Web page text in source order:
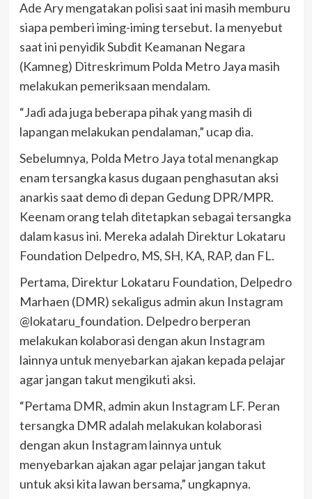
Ade Ary mengatakan polisi saat ini masih memburu
siapa pemberi iming-iming tersebut. Ia menyebut
saat ini penyidik Subdit Keamanan Negara
(Kamneg) Ditreskrimum Polda Metro Jaya masih
melakukan pemeriksaan mendalam.
“Jadi ada juga beberapa pihak yang masih di
lapangan melakukan pendalaman,” ucap dia.
Sebelumnya, Polda Metro Jaya total menangkap
enam tersangka kasus dugaan penghasutan aksi
anarkis saat demo di depan Gedung DPR/MPR.
Keenam orang telah ditetapkan sebagai tersangka
dalam kasus ini. Mereka adalah Direktur Lokataru
Foundation Delpedro, MS, SH, KA, RAP, dan FL.
Pertama, Direktur Lokataru Foundation, Delpedro
Marhaen (DMR) sekaligus admin akun Instagram
@lokataru_foundation. Delpedro berperan
melakukan kolaborasi dengan akun Instagram
lainnya untuk menyebarkan ajakan kepada pelajar
agar jangan takut mengikuti aksi.
“Pertama DMR, admin akun Instagram LF. Peran
tersangka DMR adalah melakukan kolaborasi
dengan akun Instagram lainnya untuk
menyebarkan ajakan agar pelajar jangan takut
untuk aksi kita lawan bersama,” ungkapnya.